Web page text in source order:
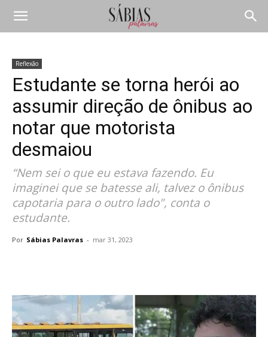
Reflexão
Estudante se torna herói ao
assumir direção de ônibus ao
notar que motorista
desmaiou
“Nem sei o que eu estava fazendo. Eu
imaginei que se batesse ali, talvez o ônibus
capotaria para o outro lado", conta o
estudante.
Por Sábias Palavras - mar 31, 2023